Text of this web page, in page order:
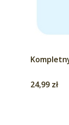
Cena
24,99 zł